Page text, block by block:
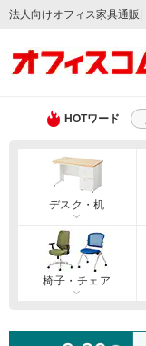
法人向けオフィス家具通販 |
HOTワード
デスク・机
椅子・チェア